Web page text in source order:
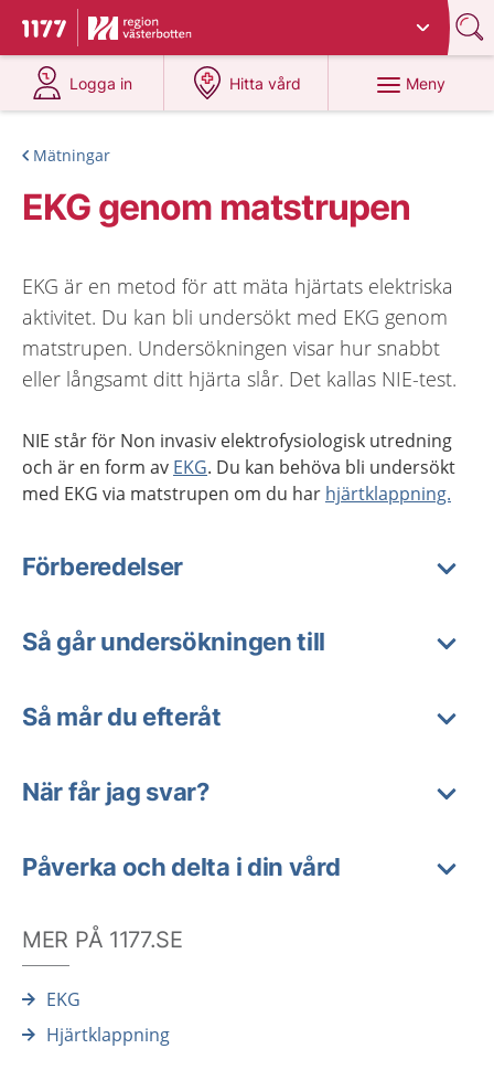
Till startsidan för 1177
Du har valt region
Logga in
på 1177.se
Hitta vård
på 1177.se
Meny
Mätningar
EKG genom matstrupen
EKG är en metod för att mäta hjärtats elektriska
aktivitet. Du kan bli undersökt med EKG genom
matstrupen. Undersökningen visar hur snabbt
eller långsamt ditt hjärta slår. Det kallas NIE-test.
NIE står för Non invasiv elektrofysiologisk utredning
och är en form av EKG. Du kan behöva bli undersökt
med EKG via matstrupen om du har hjärtklappning.
Förberedelser
Så går undersökningen till
Så mår du efteråt
När får jag svar?
Påverka och delta i din vård
MER PÅ 1177.SE
EKG
Hjärtklappning